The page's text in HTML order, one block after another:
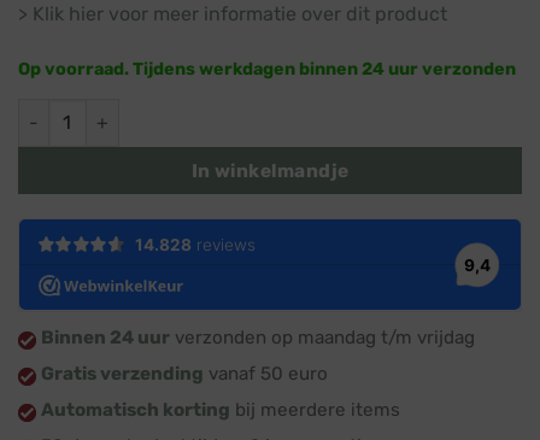
> Klik hier voor meer informatie over dit product
Op voorraad. Tijdens werkdagen binnen 24 uur verzonden
Smart lichtgordijn · RGBW · 420 lampjes · 2x2m · IP44 Wifi
In winkelmandje
Binnen 24 uur verzonden op maandag t/m vrijdag
Gratis verzending vanaf 50 euro
Automatisch korting bij meerdere items